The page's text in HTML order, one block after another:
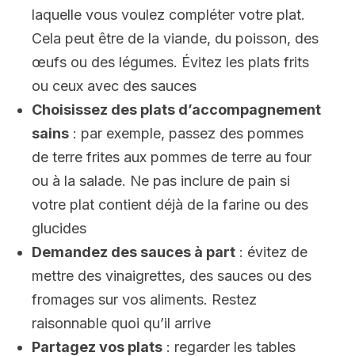
laquelle vous voulez compléter votre plat.
Cela peut être de la viande, du poisson, des
œufs ou des légumes. Évitez les plats frits
ou ceux avec des sauces
Choisissez des plats d’accompagnement
sains : par exemple, passez des pommes
de terre frites aux pommes de terre au four
ou à la salade. Ne pas inclure de pain si
votre plat contient déjà de la farine ou des
glucides
Demandez des sauces à part : évitez de
mettre des vinaigrettes, des sauces ou des
fromages sur vos aliments. Restez
raisonnable quoi qu’il arrive
Partagez vos plats : regarder les tables